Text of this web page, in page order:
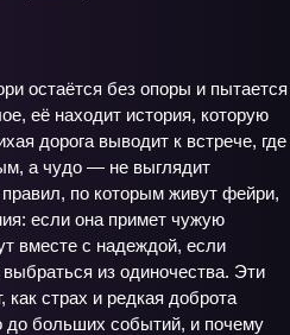
остаётся без опоры и пытается
её находит история, которую
дорога выводит к встрече, где
а чудо — не выглядит
по которым живут фейри,
если она примет чужую
вместе с надеждой, если
из одиночества. Эти
страх и редкая доброта
больших событий, и почему